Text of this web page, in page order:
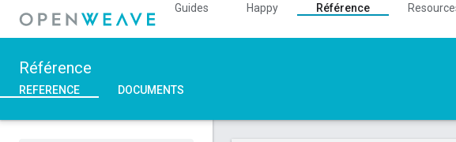
Guides Happy Référence
Référence
REFERENCE DOCUMENTS